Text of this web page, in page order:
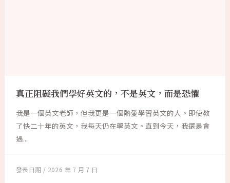
真正阻礙我們學好英文的，不是英文，而是恐懼
我是一個英文老師，但我更是一個熱愛學習英文的人。即使教
了快二十年的英文，我每天仍在學英文。直到今天，我還是會
遇...
2026 年 7 月 7 日